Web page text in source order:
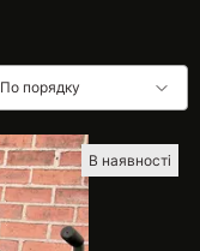
По порядку
В наявності